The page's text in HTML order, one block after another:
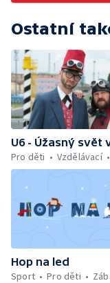
Ostatní
U6 - Úžasný svět
Pro děti
Vzdělávací
Hop na led
Sport
Pro děti